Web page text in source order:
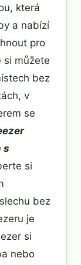
která
a nabízí
pro
si můžete
bez
v
se
s
si
bez
je
si
nebo